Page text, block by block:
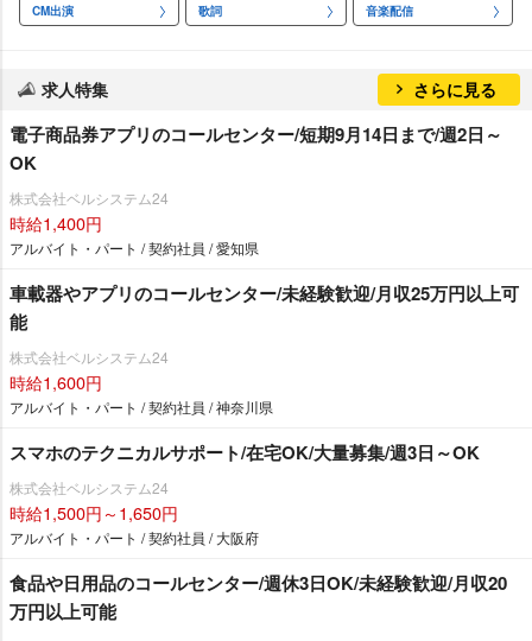
CM出演 歌詞 音楽配信
求人特集 さらに見る
電子商品券アプリのコールセンター/短期9月14日まで/週2日～
OK
株式会社ベルシステム24
時給1,400円
アルバイト・パート / 契約社員 / 愛知県
車載器やアプリのコールセンター/未経験歓迎/月収25万円以上可
能
株式会社ベルシステム24
時給1,600円
アルバイト・パート / 契約社員 / 神奈川県
スマホのテクニカルサポート/在宅OK/大量募集/週3日～OK
株式会社ベルシステム24
時給1,500円～1,650円
アルバイト・パート / 契約社員 / 大阪府
食品や日用品のコールセンター/週休3日OK/未経験歓迎/月収20
万円以上可能